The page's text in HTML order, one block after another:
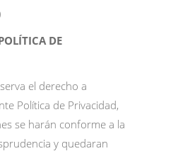
DE
el derecho a
Política de Privacidad,
se harán conforme a la
y quedaran